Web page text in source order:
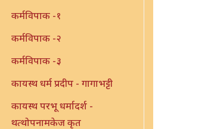
कर्मविपाक -१
कर्मविपाक -२
कर्मविपाक -३
कायस्थ धर्म प्रदीप - गागाभट्टी
कायस्थ परभू धर्मादर्श -
थत्थोपनामकेज कृत